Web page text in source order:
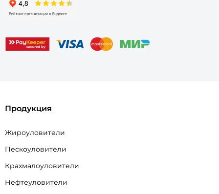
Продукция
Жироуловители
Пескоуловители
Крахмалоуловители
Нефтеуловители